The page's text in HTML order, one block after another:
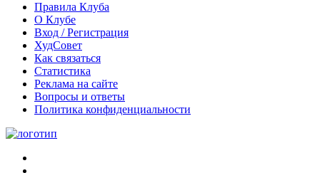
Правила Клуба
О Клубе
Вход / Регистрация
ХудСовет
Как связаться
Статистика
Реклама на сайте
Вопросы и ответы
Политика конфиденциальности